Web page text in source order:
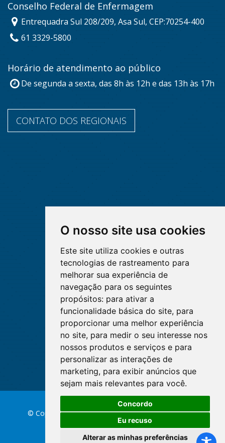
O nosso site usa cookies
Este site utiliza cookies e outras
tecnologias de rastreamento para
melhorar sua experiência de
navegação para os seguintes
propósitos: para ativar a
funcionalidade básica do site, para
proporcionar uma melhor experiência
no site, para medir o seu interesse nos
nossos produtos e serviços e para
personalizar as interações de
marketing, para exibir anúncios que
sejam mais relevantes para você.
Concordo
Eu recuso
Alterar as minhas preferências
Conselho Federal de Enfermagem
Entrequadra Sul 208/209, Asa Sul, CEP:70254-400
61 3329-5800
Horário de atendimento ao público
De segunda a sexta, das 8h às 12h e das 13h às 17h
CONTATO DOS REGIONAIS
© Copyright 2026 Conselho Federal de Enfermagem